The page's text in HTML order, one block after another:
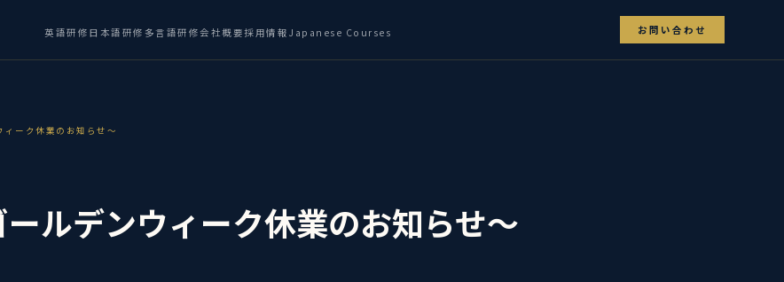
英語研修 日本語研修 多言語研修会社概要採用情報 Japanese Courses お問い合わせ
ーク休業のお知らせ～
ルデンウィーク休業のお知らせ～